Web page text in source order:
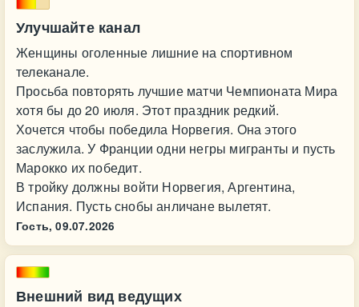
Улучшайте канал
Женщины оголенные лишние на спортивном
телеканале.
Просьба повторять лучшие матчи Чемпионата Мира
хотя бы до 20 июля. Этот праздник редкий.
Хочется чтобы победила Норвегия. Она этого
заслужила. У Франции одни негры мигранты и пусть
Марокко их победит.
В тройку должны войти Норвегия, Аргентина,
Испания. Пусть снобы анличане вылетят.
Гость, 09.07.2026
Внешний вид ведущих